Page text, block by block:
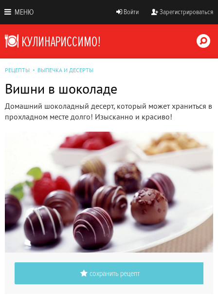
МЕНЮ Войти Зарегистрироваться
РЕЦЕПТЫ ВЫПЕЧКА И ДЕСЕРТЫ
Вишни в шоколаде
Домашний шоколадный десерт, который может храниться в
прохладном месте долго! Изысканно и красиво!
сохранить рецепт